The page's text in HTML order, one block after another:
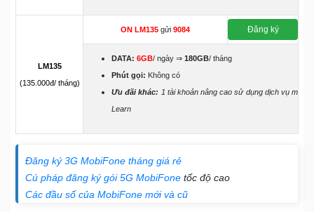
LM135
(135.000đ/ tháng)
ON LM135 gửi 9084 Đăng ký
DATA: 6GB/ ngày ⇒ 180GB/ tháng
Phút gọi: Không có
Ưu đãi khác: 1 tài khoản nâng cao sử dụng dịch vụ m
Learn
Đăng ký 3G MobiFone tháng giá rẻ
Cú pháp đăng ký gói 5G MobiFone tốc độ cao
Các đầu số của MobiFone mới và cũ